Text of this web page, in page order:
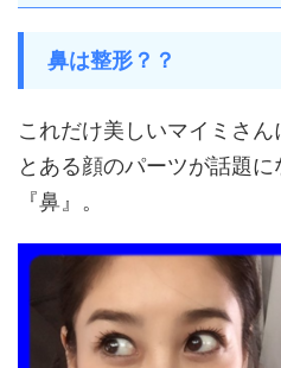
鼻は整形？？
これだけ美しいマイミさん
とある顔のパーツが話題
『鼻』。